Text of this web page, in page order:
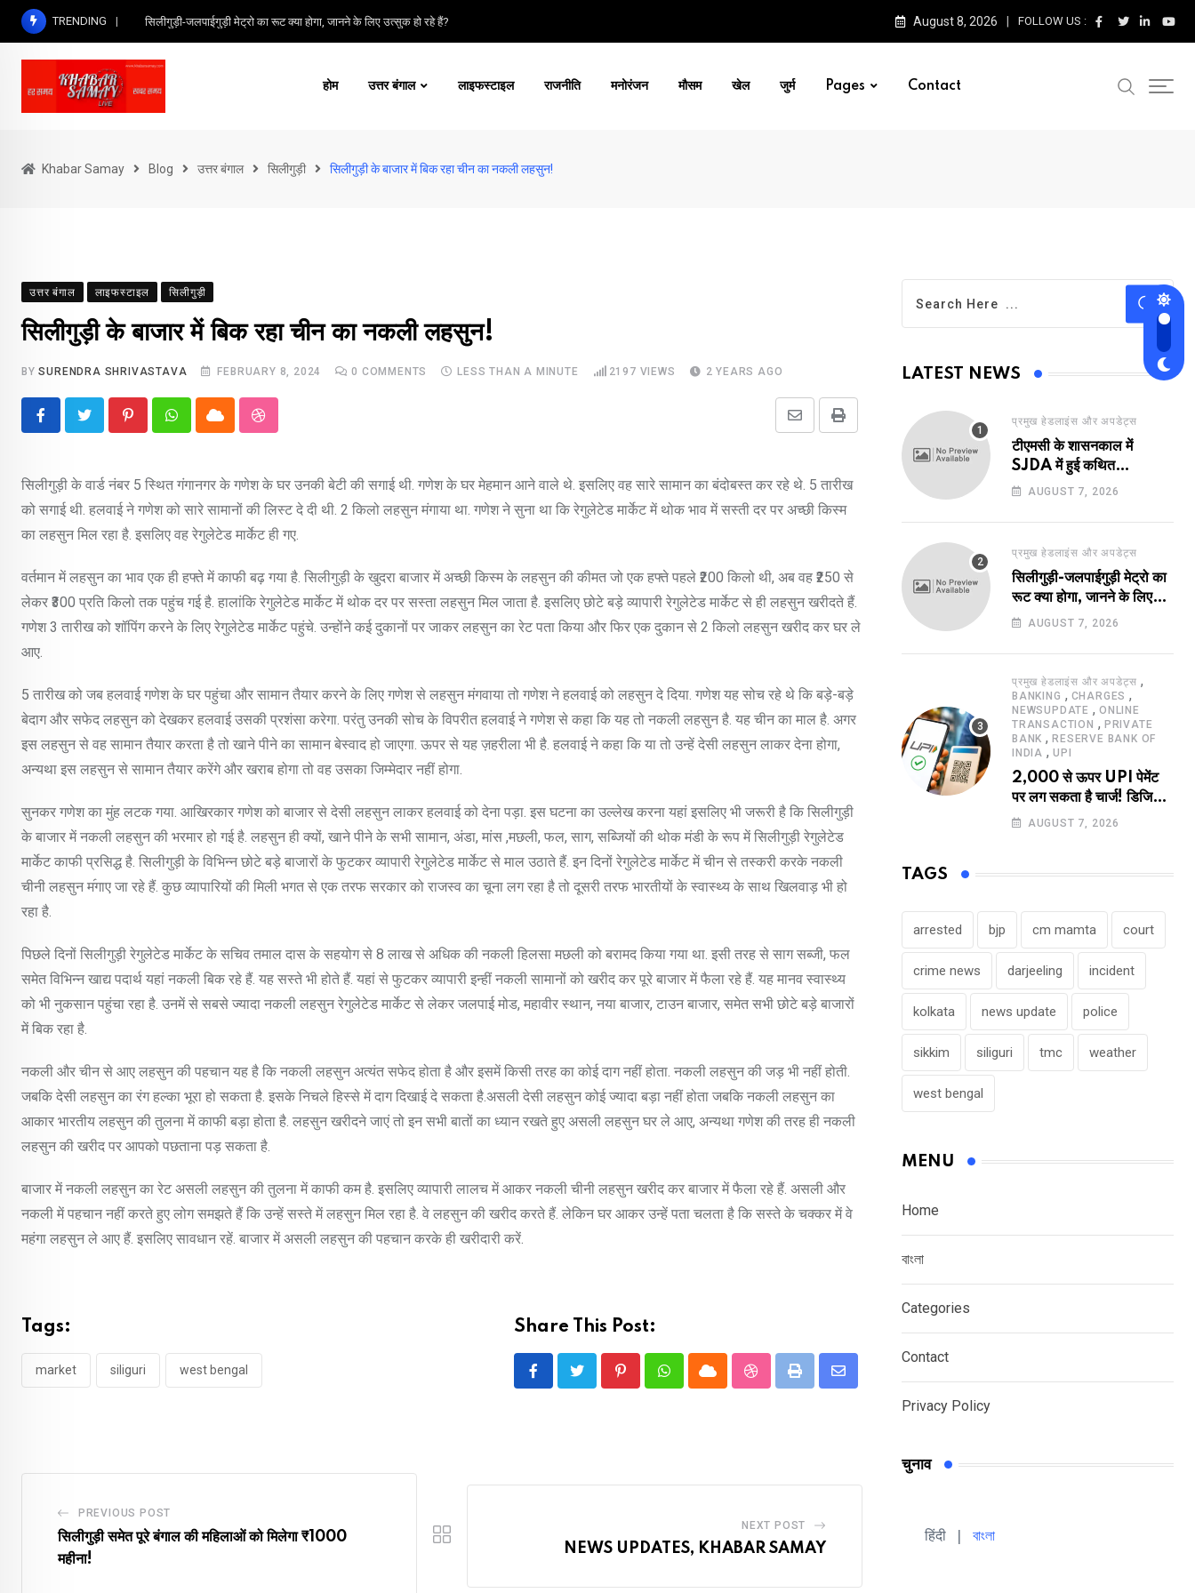
Skip
content
TRENDING सिलीगुड़ी-जलपाईगुड़ी मेट्रो का रूट क्या होगा, जानने के लिए उत्सुक हो रहे हैं? August 8, 2026 FOLLOW US :
होम उत्तर बंगाल लाइफस्टाइल राजनीति मनोरंजन मौसम खेल जुर्म Pages Contact
Khabar Samay Blog उत्तर बंगाल सिलीगुड़ी सिलीगुड़ी के बाजार में बिक रहा चीन का नकली लहसुन!
उत्तर बंगाल लाइफस्टाइल सिलीगुड़ी
सिलीगुड़ी के बाजार में बिक रहा चीन का नकली लहसुन!
BYSURENDRA SHRIVASTAVA FEBRUARY 8, 2024 0 COMMENTS LESS THAN A MINUTE 2197 VIEWS 2 YEARS AGO
PinterestWhatsappCloud StumbleUpon Print
Share
Email
सिलीगुड़ी के वार्ड नंबर 5 स्थित गंगानगर के गणेश के घर उनकी बेटी की सगाई थी. गणेश के घर मेहमान आने वाले थे. इसलिए वह सारे सामान का बंदोबस्त कर रहे थे. 5 तारीख
को सगाई थी. हलवाई ने गणेश को सारे सामानों की लिस्ट दे दी थी. 2 किलो लहसुन मंगाया था. गणेश ने सुना था कि रेगुलेटेड मार्केट में थोक भाव में सस्ती दर पर अच्छी किस्म
का लहसुन मिल रहा है. इसलिए वह रेगुलेटेड मार्केट ही गए.
वर्तमान में लहसुन का भाव एक ही हफ्ते में काफी बढ़ गया है. सिलीगुड़ी के खुदरा बाजार में अच्छी किस्म के लहसुन की कीमत जो एक हफ्ते पहले ₹200 किलो थी, अब वह ₹250 से
लेकर ₹300 प्रति किलो तक पहुंच गई है. हालांकि रेगुलेटेड मार्केट में थोक दर पर सस्ता लहसुन मिल जाता है. इसलिए छोटे बड़े व्यापारी रेगुलेटेड मार्केट से ही लहसुन खरीदते हैं.
गणेश 3 तारीख को शॉपिंग करने के लिए रेगुलेटेड मार्केट पहुंचे. उन्होंने कई दुकानों पर जाकर लहसुन का रेट पता किया और फिर एक दुकान से 2 किलो लहसुन खरीद कर घर ले
आए.
5 तारीख को जब हलवाई गणेश के घर पहुंचा और सामान तैयार करने के लिए गणेश से लहसुन मंगवाया तो गणेश ने हलवाई को लहसुन दे दिया. गणेश यह सोच रहे थे कि बड़े-बड़े
बेदाग और सफेद लहसुन को देखकर हलवाई उसकी प्रशंसा करेगा. परंतु उनकी सोच के विपरीत हलवाई ने गणेश से कहा कि यह तो नकली लहसुन है. यह चीन का माल है. अगर
इस लहसुन से वह सामान तैयार करता है तो खाने पीने का सामान बेस्वाद हो जाएगा. ऊपर से यह ज़हरीला भी है. हलवाई ने कहा कि या तो उन्हें देसी लहसुन लाकर देना होगा,
अन्यथा इस लहसुन से सामान तैयार करेंगे और खराब होगा तो वह उसका जिम्मेदार नहीं होगा.
सुनकर गणेश का मुंह लटक गया. आखिरकार गणेश को बाजार से देसी लहसुन लाकर हलवाई को देना पड़ा. इस घटना का उल्लेख करना यहां इसलिए भी जरूरी है कि सिलीगुड़ी
के बाजार में नकली लहसुन की भरमार हो गई है. लहसुन ही क्यों, खाने पीने के सभी सामान, अंडा, मांस ,मछली, फल, साग, सब्जियों की थोक मंडी के रूप में सिलीगुड़ी रेगुलेटेड
मार्केट काफी प्रसिद्ध है. सिलीगुड़ी के विभिन्न छोटे बड़े बाजारों के फुटकर व्यापारी रेगुलेटेड मार्केट से माल उठाते हैं. इन दिनों रेगुलेटेड मार्केट में चीन से तस्करी करके नकली
चीनी लहसुन म॔गाए जा रहे हैं. कुछ व्यापारियों की मिली भगत से एक तरफ सरकार को राजस्व का चूना लग रहा है तो दूसरी तरफ भारतीयों के स्वास्थ्य के साथ खिलवाड़ भी हो
रहा है.
पिछले दिनों सिलीगुड़ी रेगुलेटेड मार्केट के सचिव तमाल दास के सहयोग से 8 लाख से अधिक की नकली हिलसा मछली को बरामद किया गया था. इसी तरह से साग सब्जी, फल
समेत विभिन्न खाद्य पदार्थ यहां नकली बिक रहे हैं. यह सस्ते भी होते हैं. यहां से फुटकर व्यापारी इन्हीं नकली सामानों को खरीद कर पूरे बाजार में फैला रहे हैं. यह मानव स्वास्थ्य
को भी नुकसान पहुंचा रहा है. उनमें से सबसे ज्यादा नकली लहसुन रेगुलेटेड मार्केट से लेकर जलपाई मोड, महावीर स्थान, नया बाजार, टाउन बाजार, समेत सभी छोटे बड़े बाजारों
में बिक रहा है.
नकली और चीन से आए लहसुन की पहचान यह है कि नकली लहसुन अत्यंत सफेद होता है और इसमें किसी तरह का कोई दाग नहीं होता. नकली लहसुन की जड़ भी नहीं होती.
जबकि देसी लहसुन का रंग हल्का भूरा हो सकता है. इसके निचले हिस्से में दाग दिखाई दे सकता है.असली देसी लहसुन कोई ज्यादा बड़ा नहीं होता जबकि नकली लहसुन का
आकार भारतीय लहसुन की तुलना में काफी बड़ा होता है. लहसुन खरीदने जाएं तो इन सभी बातों का ध्यान रखते हुए असली लहसुन घर ले आए, अन्यथा गणेश की तरह ही नकली
लहसुन की खरीद पर आपको पछताना पड़ सकता है.
बाजार में नकली लहसुन का रेट असली लहसुन की तुलना में काफी कम है. इसलिए व्यापारी लालच में आकर नकली चीनी लहसुन खरीद कर बाजार में फैला रहे हैं. असली और
नकली में पहचान नहीं करते हुए लोग समझते हैं कि उन्हें सस्ते में लहसुन मिल रहा है. वे लहसुन की खरीद करते हैं. लेकिन घर आकर उन्हें पता चलता है कि सस्ते के चक्कर में वे
महंगा लहसुन ले आए हैं. इसलिए सावधान रहें. बाजार में असली लहसुन की पहचान करके ही खरीदारी करें.
Tags:
market siliguri west bengal
Share This Post:
PinterestWhatsappCloud StumbleUpon
Print
Share
PREVIOUS POST
सिलीगुड़ी समेत पूरे बंगाल की महिलाओं को मिलेगा ₹1000
महीना!
NEXT POST
NEWS UPDATES, KHABAR SAMAY
LATEST NEWS
प्रमुख हेडलाइंस और अपडेट्स
टीएमसी के शासनकाल में
SJDA में हुई कथित
अनियमितता व भ्रष्टाचार की
नए अवतार में लौटा SJDA!
AUGUST 7, 2026
प्रमुख हेडलाइंस और अपडेट्स
सिलीगुड़ी-जलपाईगुड़ी मेट्रो का
रूट क्या होगा, जानने के लिए
उत्सुक हो रहे हैं?
AUGUST 7, 2026
प्रमुख हेडलाइंस और अपडेट्स ,
BANKING , CHARGES ,
NEWSUPDATE , ONLINE
TRANSACTION , PRIVATE
BANK ,RESERVE BANK OF
INDIA , UPI
2,000 से ऊपर UPI पेमेंट
पर लग सकता है चार्ज! डिजिटल
पेमेंट करने वालों के लिए बड़ा
AUGUST 7, 2026
TAGS
arrested bjp cm mamta court
crime news darjeeling incident
kolkata news update police
sikkim siliguri tmc weather
west bengal
MENU
Home
বাংলা
Categories
Contact
Privacy Policy
चुनाव
हिंदी | বাংলা